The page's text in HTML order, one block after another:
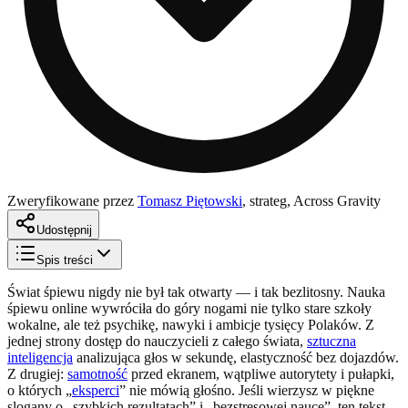
Zweryfikowane przez Tomasz Piętowski, strateg, Across Gravity
Udostępnij
Spis treści
Świat śpiewu nigdy nie był tak otwarty — i tak bezlitosny. Nauka
śpiewu online wywróciła do góry nogami nie tylko stare szkoły
wokalne, ale też psychikę, nawyki i ambicje tysięcy Polaków. Z
jednej strony dostęp do nauczycieli z całego świata, sztuczna
inteligencja analizująca głos w sekundę, elastyczność bez dojazdów.
Z drugiej: samotność przed ekranem, wątpliwe autorytety i pułapki,
o których „eksperci” nie mówią głośno. Jeśli wierzysz w piękne